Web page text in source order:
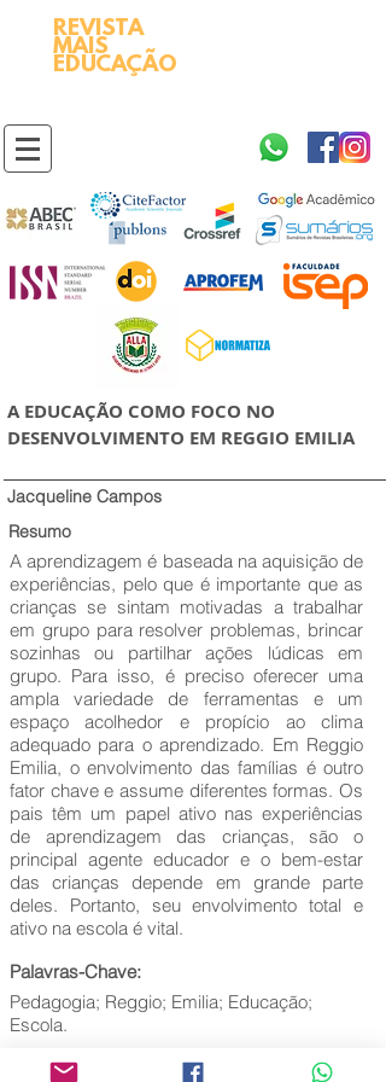
REVISTA
MAIS
EDUCAÇÃO
A EDUCAÇÃO COMO FOCO NO
DESENVOLVIMENTO EM REGGIO EMILIA
Jacqueline Campos
Resumo
A aprendizagem é baseada na aquisição de
experiências, pelo que é importante que as
crianças se sintam motivadas a trabalhar
em grupo para resolver problemas, brincar
sozinhas ou partilhar ações lúdicas em
grupo. Para isso, é preciso oferecer uma
ampla variedade de ferramentas e um
espaço acolhedor e propício ao clima
adequado para o aprendizado. Em Reggio
Emilia, o envolvimento das famílias é outro
fator chave e assume diferentes formas. Os
pais têm um papel ativo nas experiências
de aprendizagem das crianças, são o
principal agente educador e o bem-estar
das crianças depende em grande parte
deles. Portanto, seu envolvimento total e
ativo na escola é vital.
Palavras-Chave:
Pedagogia; Reggio; Emilia; Educação;
Escola.